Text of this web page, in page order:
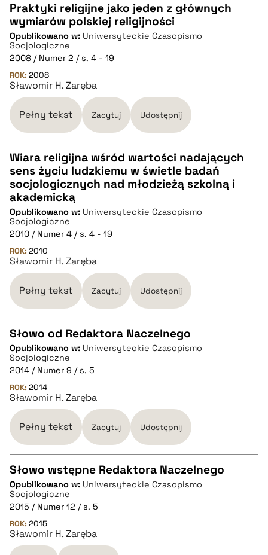
CZYSTY TEKST
pobierz cytat
BIBTEX
pobierz cytat
Praktyki religijne jako jeden z głównych
wymiarów polskiej religijności
Opublikowano w: Uniwersyteckie Czasopismo
Socjologiczne
2008 / Numer 2 / s. 4 - 19
ROK: 2008
Sławomir H. Zaręba
Pełny tekst Zacytuj Udostępnij
CZYSTY TEKST
pobierz cytat
BIBTEX
pobierz cytat
Wiara religijna wśród wartości nadających
sens życiu ludzkiemu w świetle badań
socjologicznych nad młodzieżą szkolną i
akademicką
Opublikowano w: Uniwersyteckie Czasopismo
Socjologiczne
2010 / Numer 4 / s. 4 - 19
ROK: 2010
Sławomir H. Zaręba
Pełny tekst Zacytuj Udostępnij
CZYSTY TEKST
pobierz cytat
BIBTEX
Słowo od Redaktora Naczelnego
Opublikowano w: Uniwersyteckie Czasopismo
Socjologiczne
2014 / Numer 9 / s. 5
ROK: 2014
Sławomir H. Zaręba
Pełny tekst Zacytuj Udostępnij
CZYSTY TEKST
pobierz cytat
Słowo wstępne Redaktora Naczelnego
Opublikowano w: Uniwersyteckie Czasopismo
Socjologiczne
2015 / Numer 12 / s. 5
ROK: 2015
Sławomir H. Zaręba